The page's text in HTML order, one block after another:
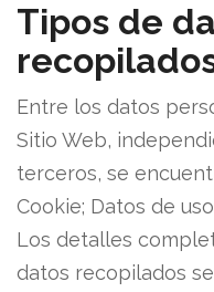
Tipos de
Entre los datos
Sitio Web,
terceros, se
Cookie; Datos de
Los detalles
datos recopilados